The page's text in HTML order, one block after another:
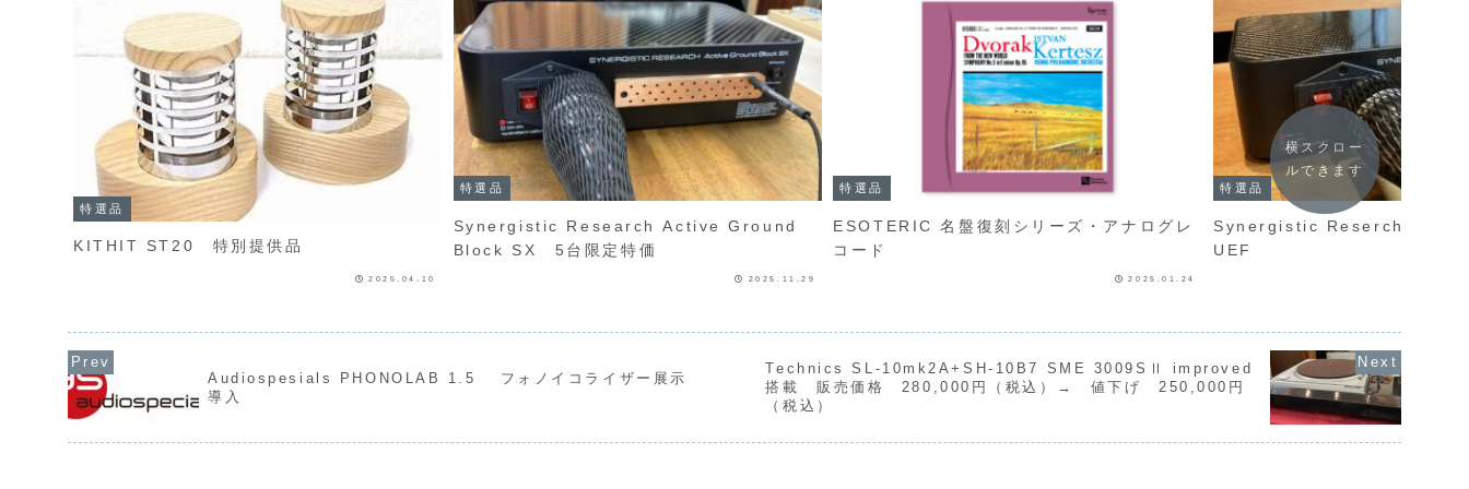
特選品
KITHIT ST20 特別提供品
2025.04.10
特選品
Synergistic Research Active Ground
Block SX 5台限定特価
2025.11.29
特選品
ESOTERIC 名盤復刻シリーズ・アナログレ
コード
2025.01.24
特選品
Synergistic Reserch社 Network Ruter
UEF
横スクロー
ルできます
Audiospesials PHONOLAB 1.5 フォノイコライザー展示
導入
Technics SL-10mk2A+SH-10B7 SME 3009SⅡ improved
搭載 販売価格 280,000円（税込）→ 値下げ 250,000円
（税込）